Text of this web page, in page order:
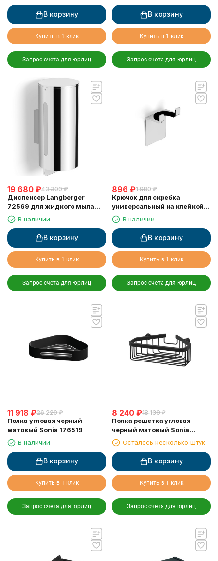
В корзину
Купить в 1 клик
Запрос счета для юрлиц
В корзину
Купить в 1 клик
Запрос счета для юрлиц
19 680 ₽43 300 ₽
Диспенсер Langberger
72569 для жидкого мыла
хромированный к стене
круглый 300 мл
В наличии
В корзину
Купить в 1 клик
Запрос счета для юрлиц
896 ₽1 980 ₽
Крючок для скребка
универсальный на клейкой
основе LANGBERGER 75183-
10-00
В наличии
В корзину
Купить в 1 клик
Запрос счета для юрлиц
11 918 ₽26 220 ₽
Полка угловая черный
матовый Sonia 176519
В наличии
В корзину
Купить в 1 клик
Запрос счета для юрлиц
8 240 ₽18 130 ₽
Полка решетка угловая
черный матовый Sonia
182855Осталось несколько штук
В корзину
Купить в 1 клик
Запрос счета для юрлиц